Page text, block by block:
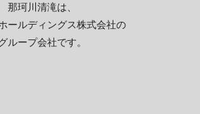
那珂川清滝は、
ールディングス株式会社の
ループ会社です。